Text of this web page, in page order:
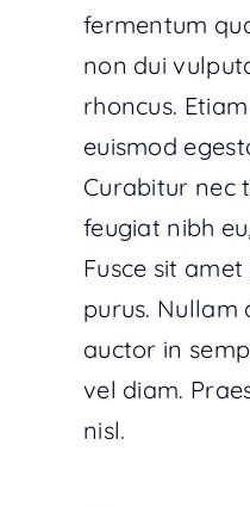
fermentum
non dui
rhoncus.
euismod
Curabitur nec
feugiat nibh
Fusce sit
purus. Nullam
auctor in
vel diam.
nisl.